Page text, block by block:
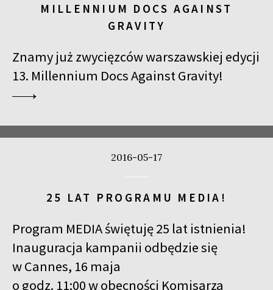
MILLENNIUM DOCS AGAINST
GRAVITY
Znamy już zwycięzców warszawskiej edycji
13. Millennium Docs Against Gravity!
2016-05-17
25 LAT PROGRAMU MEDIA!
Program MEDIA świętuję 25 lat istnienia!
Inauguracja kampanii odbędzie się
w Cannes, 16 maja
o godz. 11:00 w obecności Komisarza